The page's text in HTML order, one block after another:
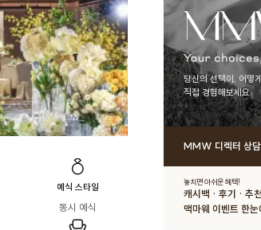
예식 스타일
동시 예식
당신의 선택이, 어떻
직접 경험해보세요.
MMW 디렉터 상담
놓치면 아쉬운 혜택!
캐시백 · 후기 · 추
맥마웨 이벤트 한눈